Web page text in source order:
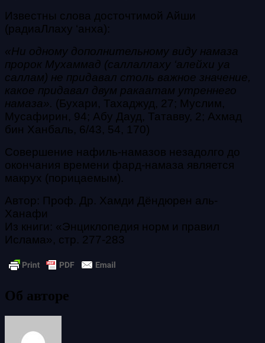
Известны слова досточтимой Айши
(радиаЛлаху ‘анха):
«Ни одному дополнительному виду намаза
пророк Мухаммад (саллаллаху ‘алейхи уа
саллам) не придавал столь важное значение,
какое придавал двум ракаатам утреннего
намаза». (Бухари, Тахаджуд, 27; Муслим,
Мусафирин, 94; Абу Дауд, Татавву, 2; Ахмад
бин Ханбаль, 6/43, 54, 170)
Совершение нафиль-намазов незадолго до
окончания времени фард-намаза является
макрух (порицаемым).
Автор: Проф. Др. Хамди Дёндюрен аль-
Ханафи
Из книги: «Энциклопедия норм и правил
Ислама», стр. 277-283
Об авторе